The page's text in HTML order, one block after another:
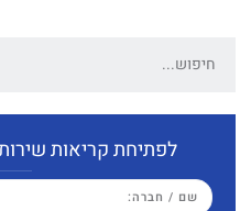
לפתיחת קריאות